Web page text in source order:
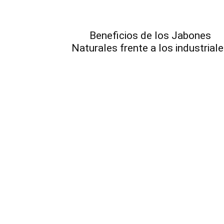
Beneficios de los Jabones
Naturales frente a los